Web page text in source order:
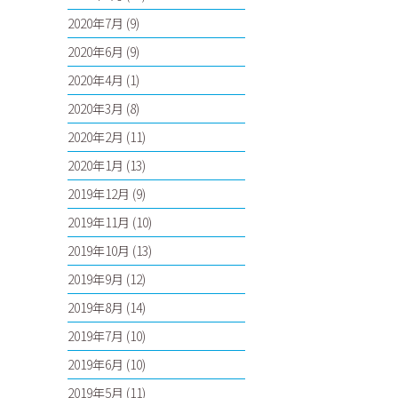
2020年7月 (9)
2020年6月 (9)
2020年4月 (1)
2020年3月 (8)
2020年2月 (11)
2020年1月 (13)
2019年12月 (9)
2019年11月 (10)
2019年10月 (13)
2019年9月 (12)
2019年8月 (14)
2019年7月 (10)
2019年6月 (10)
2019年5月 (11)